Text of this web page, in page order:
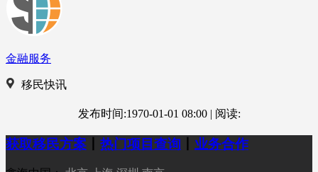
金融服务
移民快讯
发布时间:1970-01-01 08:00 | 阅读:
获取移民方案 热门项目查询 业务合作